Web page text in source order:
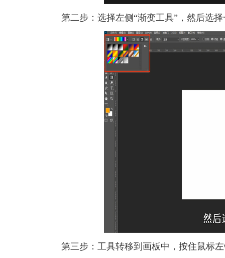
第二步：选择左侧“渐变工具”，然后选
第三步：工具转移到画板中，按住鼠标